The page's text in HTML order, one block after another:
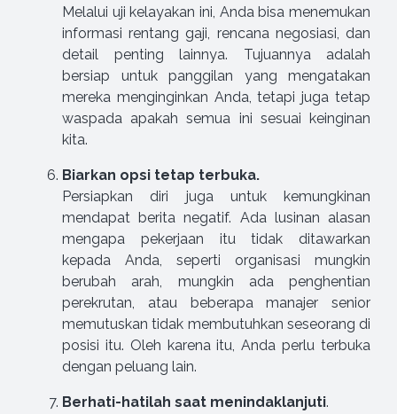
Melalui uji kelayakan ini, Anda bisa menemukan
informasi rentang gaji, rencana negosiasi, dan
detail penting lainnya. Tujuannya adalah
bersiap untuk panggilan yang mengatakan
mereka menginginkan Anda, tetapi juga tetap
waspada apakah semua ini sesuai keinginan
kita.
Biarkan opsi tetap terbuka.
Persiapkan diri juga untuk kemungkinan
mendapat berita negatif. Ada lusinan alasan
mengapa pekerjaan itu tidak ditawarkan
kepada Anda, seperti organisasi mungkin
berubah arah, mungkin ada penghentian
perekrutan, atau beberapa manajer senior
memutuskan tidak membutuhkan seseorang di
posisi itu. Oleh karena itu, Anda perlu terbuka
dengan peluang lain.
Berhati-hatilah saat menindaklanjuti.